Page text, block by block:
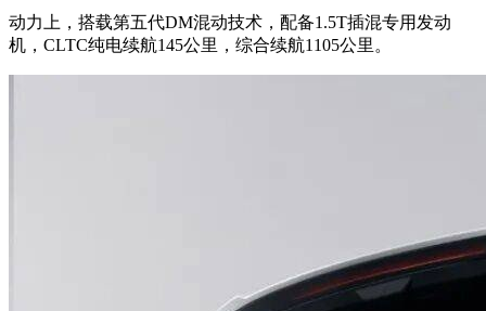
动力上，搭载第五代DM混动技术，配备1.5T插混专用发动
机，CLTC纯电续航145公里，综合续航1105公里。